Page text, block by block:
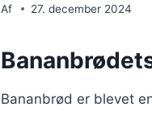
Af 27. december 2024
Bananbrød er blevet